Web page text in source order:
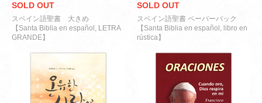
SOLD OUT
スペイン語聖書 大きめ
【Santa Biblia en español, LETRA
GRANDE】
SOLD OUT
スペイン語聖書 ペーパーバック
【Santa Biblia en español, libro en
rústica】